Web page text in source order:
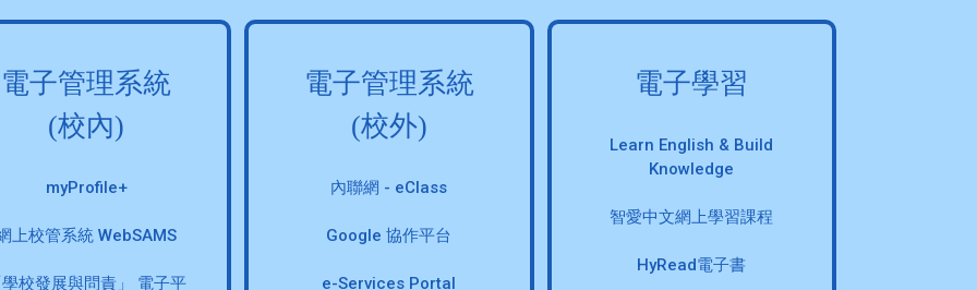
電子管理系統
(校內)
myProfile+
上校管系統 WebSAMS
校發展與問責」 電子平
電子管理系統
(校外)
內聯網 - eClass
Google 協作平台
e-Services Portal
電子學習
Learn English & Build
Knowledge
智愛中文網上學習課程
HyRead電子書